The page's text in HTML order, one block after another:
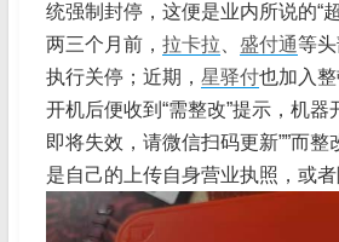
统强制封停，这便是业内所说的“
两三个月前， 拉卡拉 盛付通等
执行关停；近期， 星驿付也加入
开机后便收到“需整改”提示，机器
即将失效，请微信扫码更新””而
是自己的上传自身营业执照，或者